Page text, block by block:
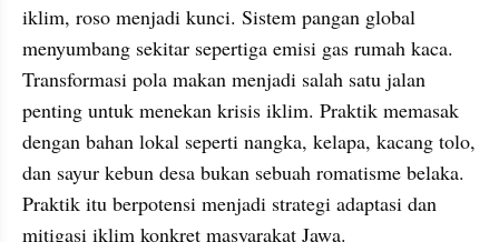
iklim, roso menjadi kunci. Sistem pangan global
menyumbang sekitar sepertiga emisi gas rumah kaca.
Transformasi pola makan menjadi salah satu jalan
penting untuk menekan krisis iklim. Praktik memasak
dengan bahan lokal seperti nangka, kelapa, kacang tolo,
dan sayur kebun desa bukan sebuah romatisme belaka.
Praktik itu berpotensi menjadi strategi adaptasi dan
mitigasi iklim konkret masyarakat Jawa.